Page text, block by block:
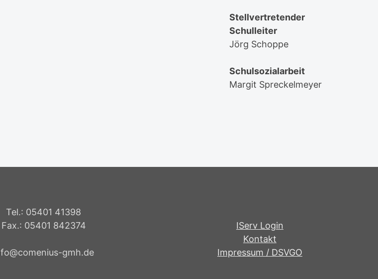
Stellvertretender
Schulleiter
Jörg Schoppe
Schulsozialarbeit
Margit Spreckelmeyer
Tel.: 05401 41398
Fax.: 05401 842374
gmh.de
IServ Login
Kontakt
Impressum / DSVGO